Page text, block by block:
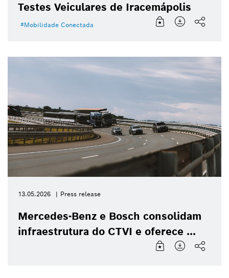
Testes Veiculares de Iracemápolis
Mobilidade Conectada
13.05.2026 Press release
Mercedes-Benz e Bosch consolidam
infraestrutura do CTVI e oferece ...